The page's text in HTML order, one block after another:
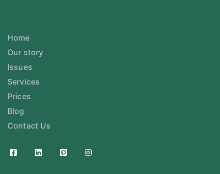
Home
Our story
Issues
Services
Prices
Blog
Contact Us